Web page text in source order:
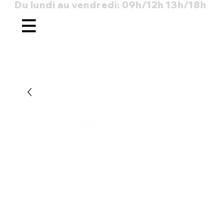
Du lundi au vendredi: 09h/12h 13h/18h